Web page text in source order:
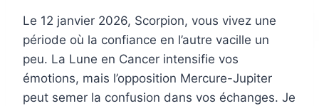
Le 12 janvier 2026, Scorpion, vous vivez une
période où la confiance en l’autre vacille un
peu. La Lune en Cancer intensifie vos
émotions, mais l’opposition Mercure-Jupiter
peut semer la confusion dans vos échanges. Je